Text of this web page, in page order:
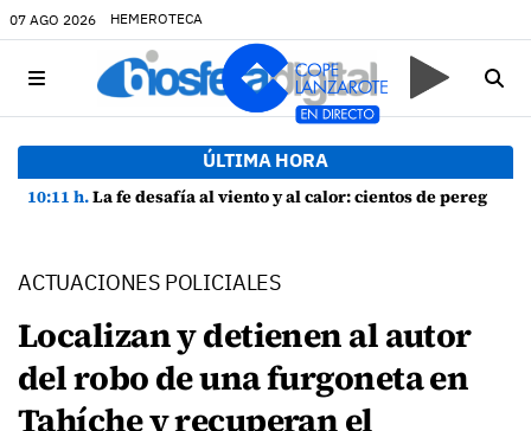
07 AGO 2026 HEMEROTECA
ÚLTIMA HORA
10:11 h.La fe desafía al viento y al calor: cientos de peregrinos arropan a la Virgen de las Nieves
ACTUACIONES POLICIALES
Localizan y detienen al autor
del robo de una furgoneta en
Tahíche y recuperan el